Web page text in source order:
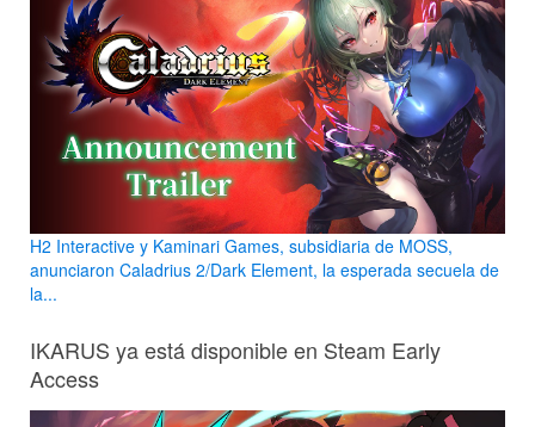
H2 Interactive y Kaminari Games, subsidiaria de MOSS,
anunciaron Caladrius 2/Dark Element, la esperada secuela de
la...
IKARUS ya está disponible en Steam Early
Access